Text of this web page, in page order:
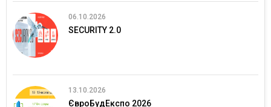
06.10.2026
SECURITY 2.0
13.10.2026
ЄвроБудЕкспо 2026